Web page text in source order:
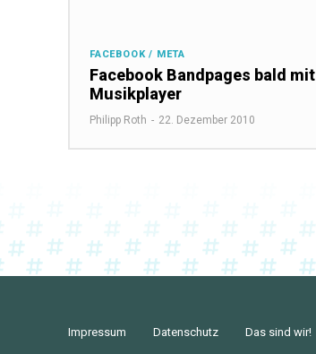
FACEBOOK / META
Facebook Bandpages bald mit
Musikplayer
Philipp Roth - 22. Dezember 2010
Impressum Datenschutz Das sind wir!